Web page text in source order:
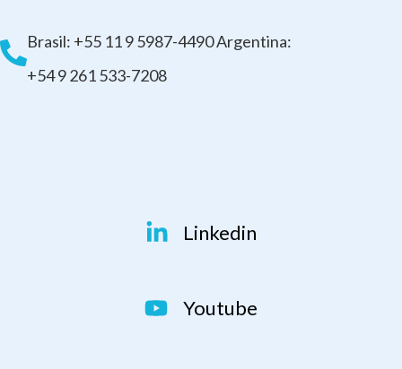
Brasil: +55 11 9 5987-4490 Argentina:
+54 9 261 533-7208
Linkedin
Youtube